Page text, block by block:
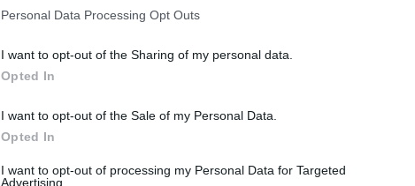
Personal Data Processing Opt Outs
I want to opt-out of the Sharing of my personal data.
Opted In
I want to opt-out of the Sale of my Personal Data.
Opted In
I want to opt-out of processing my Personal Data for Targeted
Advertising.